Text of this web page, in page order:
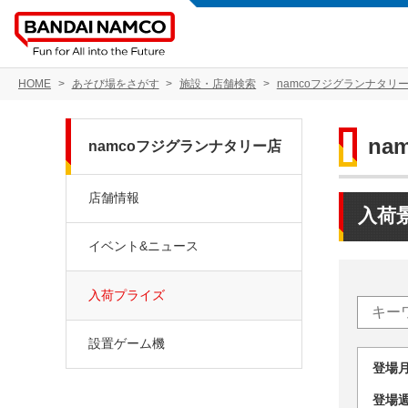
HOME あそび場をさがす 施設・店舗検索 namcoフジグランナタリ
入荷
登
登
namcoフジグランナタリー店
店舗情報
イベント&ニュース
入荷プライズ
設置ゲーム機